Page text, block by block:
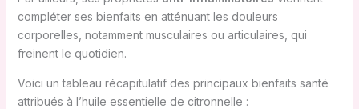
compléter ses bienfaits en atténuant les douleurs
corporelles, notamment musculaires ou articulaires, qui
freinent le quotidien.
Voici un tableau récapitulatif des principaux bienfaits santé
attribués à l’huile essentielle de citronnelle :